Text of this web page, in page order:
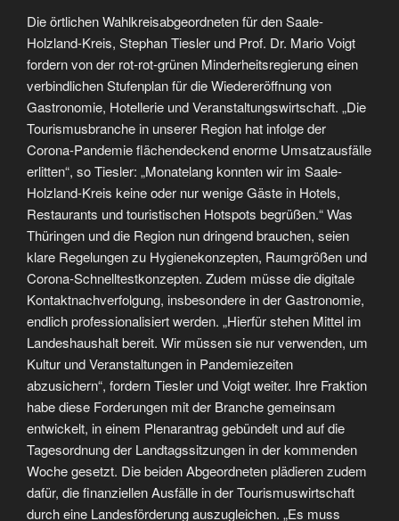
Die örtlichen Wahlkreisabgeordneten für den Saale-
Holzland-Kreis, Stephan Tiesler und Prof. Dr. Mario Voigt
fordern von der rot-rot-grünen Minderheitsregierung einen
verbindlichen Stufenplan für die Wiedereröffnung von
Gastronomie, Hotellerie und Veranstaltungswirtschaft. „Die
Tourismusbranche in unserer Region hat infolge der
Corona-Pandemie flächendeckend enorme Umsatzausfälle
erlitten“, so Tiesler: „Monatelang konnten wir im Saale-
Holzland-Kreis keine oder nur wenige Gäste in Hotels,
Restaurants und touristischen Hotspots begrüßen.“ Was
Thüringen und die Region nun dringend brauchen, seien
klare Regelungen zu Hygienekonzepten, Raumgrößen und
Corona-Schnelltestkonzepten. Zudem müsse die digitale
Kontaktnachverfolgung, insbesondere in der Gastronomie,
endlich professionalisiert werden. „Hierfür stehen Mittel im
Landeshaushalt bereit. Wir müssen sie nur verwenden, um
Kultur und Veranstaltungen in Pandemiezeiten
abzusichern“, fordern Tiesler und Voigt weiter. Ihre Fraktion
habe diese Forderungen mit der Branche gemeinsam
entwickelt, in einem Plenarantrag gebündelt und auf die
Tagesordnung der Landtagssitzungen in der kommenden
Woche gesetzt. Die beiden Abgeordneten plädieren zudem
dafür, die finanziellen Ausfälle in der Tourismuswirtschaft
durch eine Landesförderung auszugleichen. „Es muss